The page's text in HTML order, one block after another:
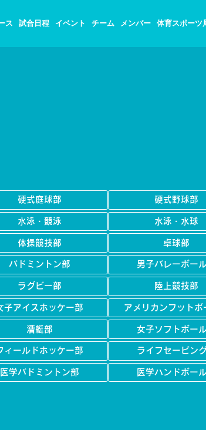
ス 試合日程 イベント チーム メンバー 体育スポーツ
硬式庭球部 硬式野球部
水泳・競泳 水泳・水球
体操競技部 卓球部
バドミントン部 男子バレーボー
ラグビー部 陸上競技部
子アイスホッケー部 アメリカンフットボ
漕艇部 女子ソフトボー
ィールドホッケー部 ライフセービン
医学バドミントン部 医学ハンドボー